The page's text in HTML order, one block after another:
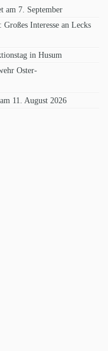
am 7. September
Interesse an Lecks
in Husum
Oster-
11. August 2026